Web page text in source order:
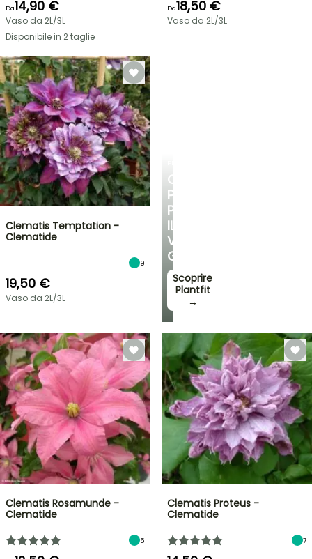
CONSIGLI
PERSONALIZZATI
PER
IL
VOSTRO
GIARDINO
Scoprire
Plantfit
→
Da14,90 €
Vaso da 2L/3L
Disponibile in 2 taglie
Da18,50 €
Vaso da 2L/3L
Clematis Temptation -
Clematide
9
19,50 €
Vaso da 2L/3L
Clematis Rosamunde -
Clematide
5
Clematis Proteus -
Clematide
7